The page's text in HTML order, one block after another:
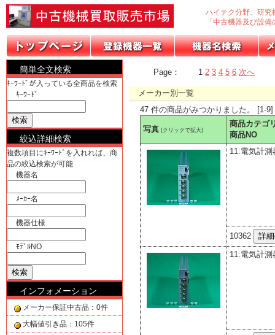
ハイテク分野、研究
「中古機器及び設
簡単全文検索
ｷｰﾜｰﾄﾞが入っている全商品を検索
ｷｰﾜｰﾄﾞ
絞込詳細検索
複数項目にｷｰﾜｰﾄﾞを入れれば、商
品の絞込検索が可能
機器名
ﾒｰｶｰ名
機器仕様
ﾓﾃﾞﾙNO
インフォメーション
メーカー保証中古品：0件
大幅値引き品：105件
Page： 1 2 3 4 5 6 次へ
メーカー別一覧
47 件の商品がみつかりました。 [1-
写真 (クリックで拡大)
商品カテゴ
商品NO
11:電気計測
10362
11:電気計測